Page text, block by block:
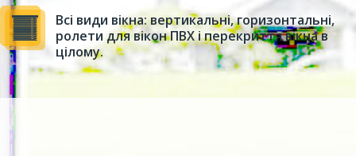
Всі види вікна: вертикальні, горизонтальні,
ролети для вікон ПВХ і перекриття вікна в
цілому.